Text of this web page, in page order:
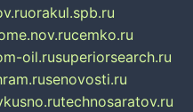
orakul.spb.ru
cemko.ru
oil.rusuperiorsearch.ru
senovosti.ru
technosaratov.ru